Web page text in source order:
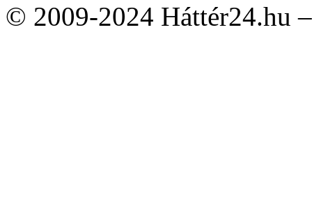
© 2009-2024 Háttér24.hu